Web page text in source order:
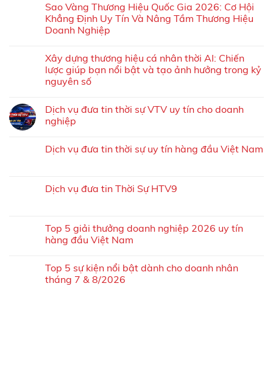
Sao Vàng Thương Hiệu Quốc Gia 2026: Cơ Hội
Khẳng Định Uy Tín Và Nâng Tầm Thương Hiệu
Doanh Nghiệp
Xây dựng thương hiệu cá nhân thời AI: Chiến
lược giúp bạn nổi bật và tạo ảnh hưởng trong kỷ
nguyên số
Dịch vụ đưa tin thời sự VTV uy tín cho doanh
nghiệp
Dịch vụ đưa tin thời sự uy tín hàng đầu Việt Nam
Dịch vụ đưa tin Thời Sự HTV9
Top 5 giải thưởng doanh nghiệp 2026 uy tín
hàng đầu Việt Nam
Top 5 sự kiện nổi bật dành cho doanh nhân
tháng 7 & 8/2026